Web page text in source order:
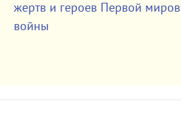
жертв и героев Первой
войны